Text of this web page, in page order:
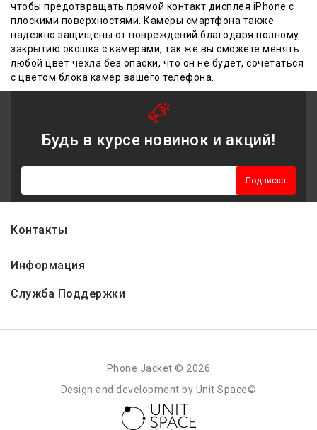
чтобы предотвращать прямой контакт дисплея iPhone с
плоскими поверхностями. Камеры смартфона также
надежно защищены от повреждений благодаря полному
закрытию окошка с камерами, так же вы сможете менять
любой цвет чехла без опаски, что он не будет, сочетаться
с цветом блока камер вашего телефона.
Будь в курсе новинок и акций!
Подписка
Контакты
Информация
Служба Поддержки
Phone Jacket © 2026
Design and development by Unit Space©